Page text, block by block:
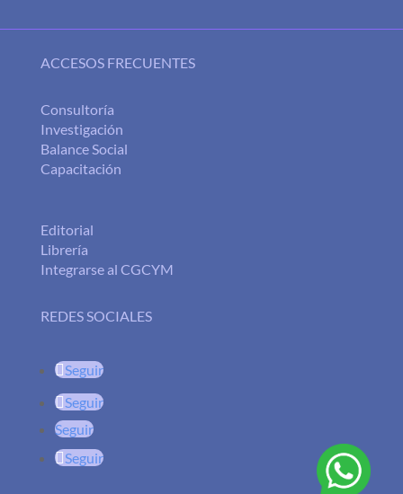
ACCESOS FRECUENTES
Consultoría
Investigación
Balance Social
Capacitación
Editorial
Librería
Integrarse al CGCYM
REDES SOCIALES
Seguir
Seguir
Seguir
Seguir